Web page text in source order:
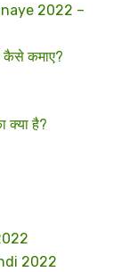
2022 –
कमाए?
क्या है?
2022